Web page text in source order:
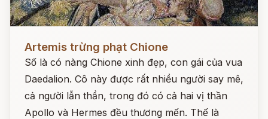
Artemis trừng phạt Chione
Số là có nàng Chione xinh đẹp, con gái của vua
Daedalion. Cô này được rất nhiều người say mê,
cả người lẫn thần, trong đó có cả hai vị thần
Apollo và Hermes đều thương mến. Thế là